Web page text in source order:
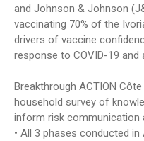
and Johnson & Johnson
vaccinating 70% of the
drivers of vaccine
response to COVID-19 and
Breakthrough ACTION
household survey of
inform risk communication
• All 3 phases conducted in